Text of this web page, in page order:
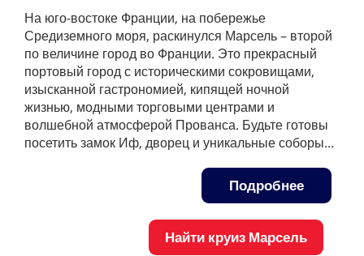
На юго-востоке Франции, на побережье
Средиземного моря, раскинулся Марсель – второй
по величине город во Франции. Это прекрасный
портовый город с историческими сокровищами,
изысканной гастрономией, кипящей ночной
жизнью, модными торговыми центрами и
волшебной атмосферой Прованса. Будьте готовы
посетить замок Иф, дворец и уникальные соборы...
Подробнее
Найти круиз Марсель